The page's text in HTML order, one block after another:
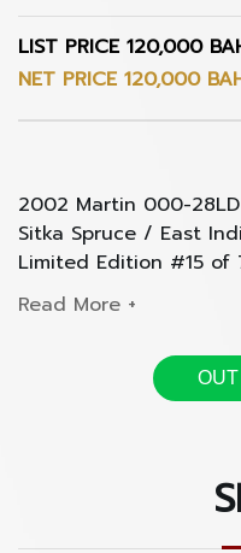
LIST PRICE 120,000
NET PRICE 120,000
2002 Martin 000-
Sitka Spruce / East
Limited Edition #15 of
จัดของหนักกันมาอีกตัว กั
Donegan รุ่น
บันดาลใจให้กับศิลปินจากฝั่
ผลิตมาแค่ 72 ตัวในโลก
กีตาร์ตัวนี้รอคุณอยู่ที่ Cin